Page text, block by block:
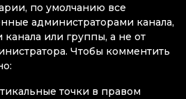
по умолчанию все
администраторами канала,
или группы, а не от
Чтобы комментить
точки в правом